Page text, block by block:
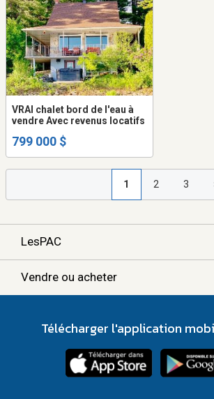
VRAI chalet bord de l'eau à
vendre Avec revenus locatifs
799 000 $
1 2 3
LesPAC
Vendre ou acheter
Télécharger l'application